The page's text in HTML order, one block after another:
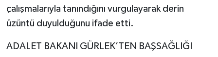
çalışmalarıyla tanındığını vurgulayarak derin
üzüntü duyulduğunu ifade etti.
ADALET BAKANI GÜRLEK’TEN BAŞSAĞLIĞI